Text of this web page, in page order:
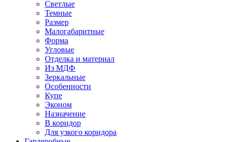
Светлые
Темные
Размер
Малогабаритные
Форма
Угловые
Отделка и материал
Из МДФ
Зеркальные
Особенности
Купе
Эконом
Назначение
В коридор
Для узкого коридора